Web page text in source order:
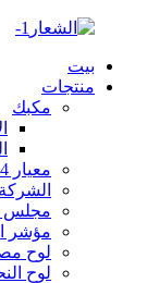
بيت
منتجات
مكبك
معيار FR4 ثنائي الفينيل متعدد الكلور
مجلس
مؤشر
لوح
لوح